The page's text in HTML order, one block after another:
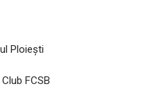
Ploiești
FCSB